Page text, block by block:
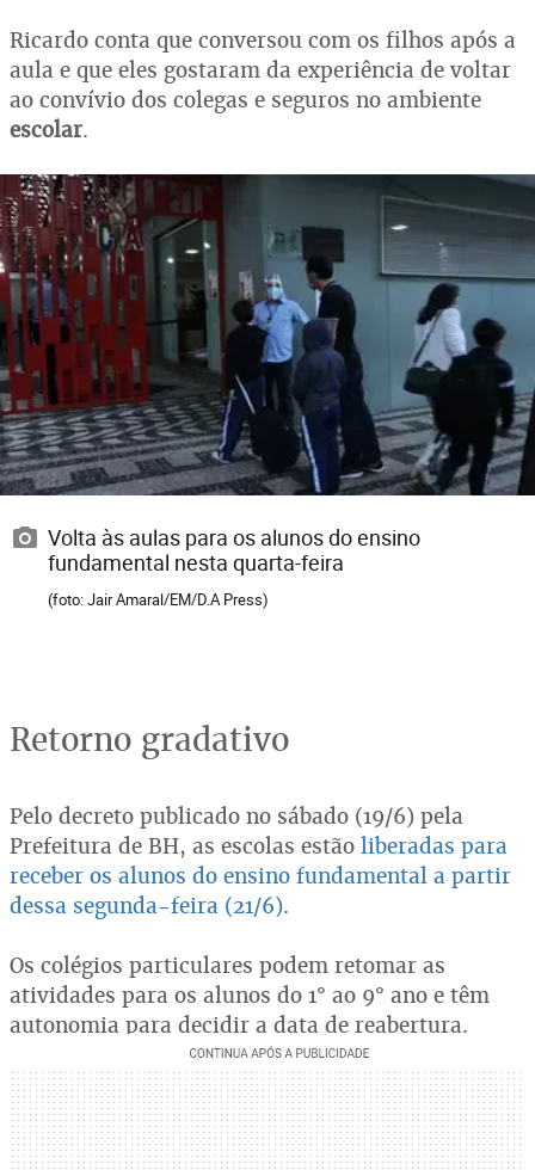
Ricardo conta que conversou com os filhos após a
aula e que eles gostaram da experiência de voltar
ao convívio dos colegas e seguros no ambiente
escolar.
Volta às aulas para os alunos do ensino
fundamental nesta quarta-feira
(foto: Jair Amaral/EM/D.A Press)
Retorno gradativo
Pelo decreto publicado no sábado (19/6) pela
Prefeitura de BH, as escolas estão liberadas para
receber os alunos do ensino fundamental a partir
dessa segunda-feira (21/6).
Os colégios particulares podem retomar as
atividades para os alunos do 1° ao 9° ano e têm
autonomia para decidir a data de reabertura.